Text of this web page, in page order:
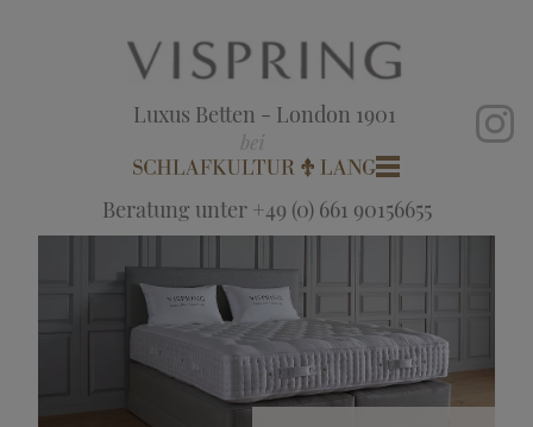
Luxus Betten - London 1901
Beratung unter +49 (0) 661 90156655